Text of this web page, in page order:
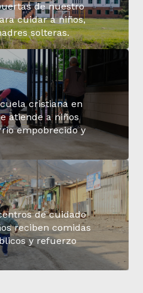
de nuestro
cuidar a niños,
solteras.
cristiana en
atiende a niños
empobrecido y
de cuidado
reciben comidas
y refuerzo